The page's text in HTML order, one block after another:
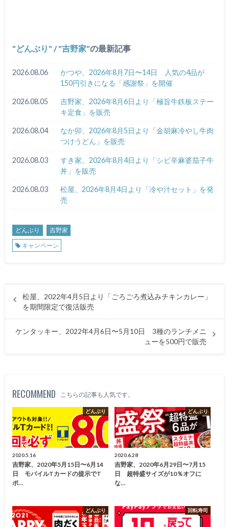
どんぶり / 吉野家 の最新記事
2026.08.06
かつや、2026年8月7日〜14日 人気の4品が
150円引きになる「感謝祭」を開催
2026.08.05
吉野家、2026年8月6日より「極旨牛鉄板ステー
キ定食」を販売
2026.08.04
なか卯、2026年8月5日より「金胡麻冷やし牛肉
つけうどん」を販売
2026.08.03
すき家、2026年8月4日より「シビ辛麻婆茄子牛
丼」を販売
2026.08.03
松屋、2026年8月4日より「冷や汁セット」を発
売
どんぶり
吉野家
キャンペーン
松屋、2022年4月5日より「ごろごろ煮込みチキンカレー」
を期間限定で復活販売
ケンタッキー、2022年4月6日〜5月10日 3種のランチメニ
ューを500円で販売
RECOMMEND こちらの記事も人気です。
どんぶり
2020.5.16
吉野家、2020年5月15日〜6月14
日 モバイルTカードの提示でT
ポ…
どんぶり
2020.6.28
吉野家、2020年6月29日〜7月15
日 超特盛サイズが10％オフに
な…
どんぶり 回転寿司